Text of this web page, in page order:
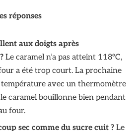
réponses
aux doigts après
Le caramel n’a pas atteint 118°C,
a été trop court. La prochaine
avec un thermomètre
caramel bouillonne bien pendant
four.
sec comme du sucre cuit ? Le